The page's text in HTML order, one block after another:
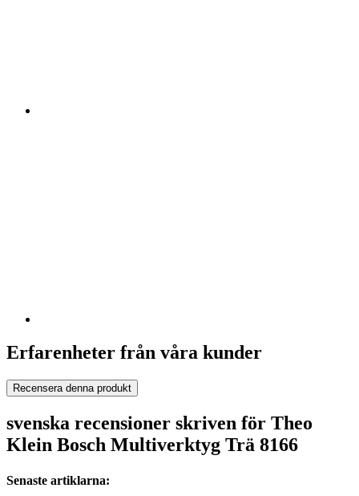
Erfarenheter från våra kunder
Recensera denna produkt
svenska recensioner skriven för Theo
Klein Bosch Multiverktyg Trä 8166
Senaste artiklarna: